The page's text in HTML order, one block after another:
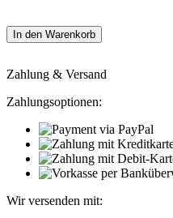
In den Warenkorb
Zahlung & Versand
Zahlungsoptionen:
Wir versenden mit: